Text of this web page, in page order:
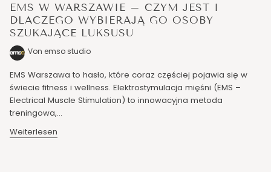
EMS W WARSZAWIE – CZYM JEST I
DLACZEGO WYBIERAJĄ GO OSOBY
SZUKAJĄCE LUKSUSU
Von emso studio
EMS Warszawa to hasło, które coraz częściej pojawia się w
świecie fitness i wellness. Elektrostymulacja mięśni (EMS –
Electrical Muscle Stimulation) to innowacyjna metoda
treningowa,...
Weiterlesen